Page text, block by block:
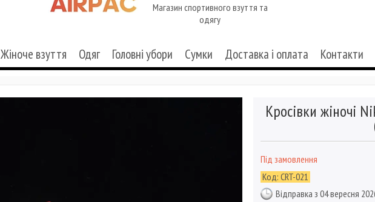
Магазин спортивного взуття та
одягу
Жіноче взуття Одяг Головні убори Сумки Доставка і оплата Контакти
Кросівки жіночі
Під замовлення
Код: CRT-021
Відправка з 04 вересня